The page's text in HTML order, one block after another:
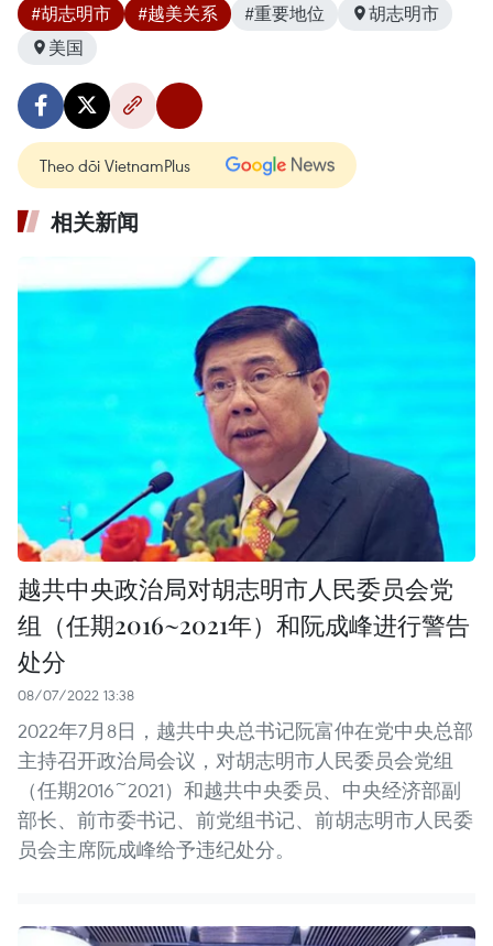
#胡志明市 #越美关系 #重要地位
胡志明市
美国
Theo dõi VietnamPlus
相关新闻
越共中央政治局对胡志明市人民委员会党
组（任期2016~2021年）和阮成峰进行警告
处分
08/07/2022 13:38
2022年7月8日，越共中央总书记阮富仲在党中央总部
主持召开政治局会议，对胡志明市人民委员会党组
（任期2016~2021）和越共中央委员、中央经济部副
部长、前市委书记、前党组书记、前胡志明市人民委
员会主席阮成峰给予违纪处分。